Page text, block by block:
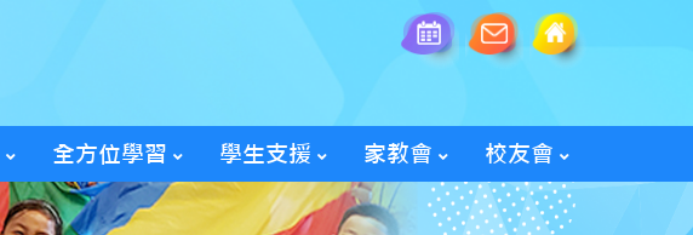
全方位學習 學生支援 家教會 校友會